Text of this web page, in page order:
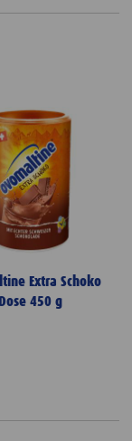
Extra Schoko
Dose 450 g